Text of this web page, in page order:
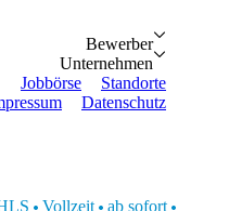
BewerberBewerber
Vorteile
Unternehmen
Unternehmen
Personalanfrage
Jobbörse
Standorte
Datenschutz
Vollzeit
ab sofort